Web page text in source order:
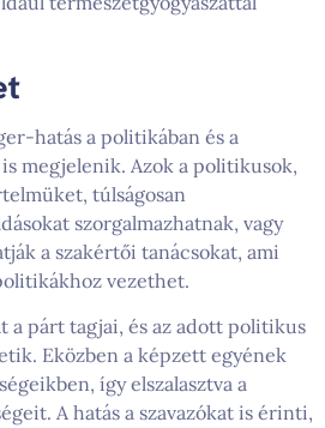
hatás a politikában és a
megjelenik. Azok a politikusok,
túlságosan
szorgalmazhatnak, vagy
a szakértői tanácsokat, ami
vezethet.
a párt tagjai, és az adott politikus
Eközben a képzett egyének
így elszalasztva a
A hatás a szavazókat is érinti,